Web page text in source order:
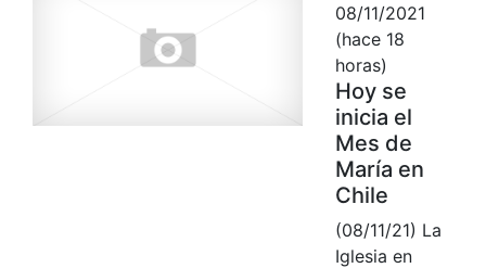
08/11/2021
(hace 18
horas)
Hoy se
inicia el
Mes de
María en
Chile
(08/11/21) La
Iglesia en